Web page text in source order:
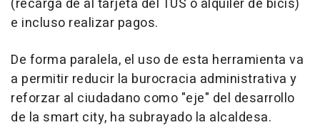
e incluso realizar pagos.
De forma paralela, el uso de esta herramienta va
a permitir reducir la burocracia administrativa y
reforzar al ciudadano como "eje" del desarrollo
de la smart city, ha subrayado la alcaldesa.